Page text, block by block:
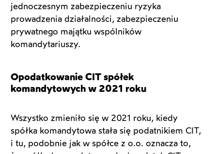
jednoczesnym zabezpieczeniu ryzyka
prowadzenia działalności, zabezpieczeniu
prywatnego majątku wspólników
komandytariuszy.
Opodatkowanie CIT spółek
komandytowych w 2021 roku
Wszystko zmieniło się w 2021 roku, kiedy
spółka komandytowa stała się podatnikiem CIT,
i tu, podobnie jak w spółce z o.o. oznacza to,